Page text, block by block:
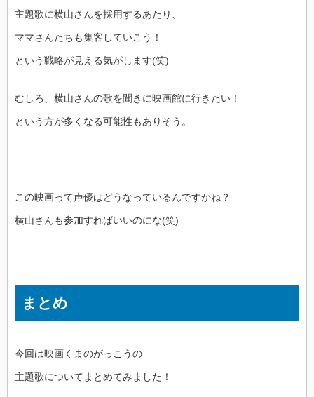
主題歌に横山さんを採用するあたり、
ママさんたちも集客していこう！
という戦略が見える気がします(笑)
むしろ、横山さんの歌を聞きに映画館に行きたい！
という方が多くなる可能性もありそう。
この映画って声優はどうなっているんですかね？
横山さんも参加すればいいのにな(笑)
まとめ
今回は映画くまのがっこうの
主題歌についてまとめてみました！